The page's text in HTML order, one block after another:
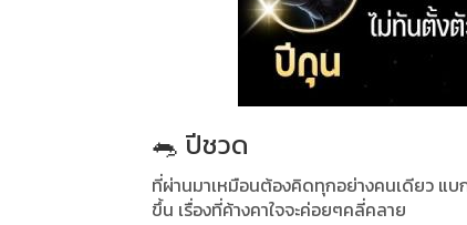
🐀 ปีชวด
ที่ผ่านมาเหมือนต้องคิดทุกอย่างคนเดียว แบ
ขึ้น เรื่องที่ค้างคาใจจะค่อยๆคลี่คลาย